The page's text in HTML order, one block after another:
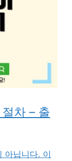
차 – 출
아닙니다. 이